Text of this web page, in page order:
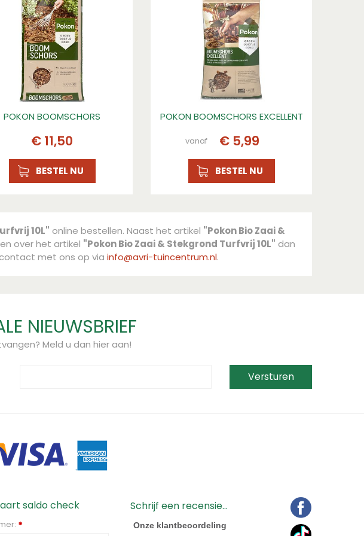
POKON BOOMSCHORS
€ 11,50
BESTEL NU
POKON BOOMSCHORS EXCELLENT
vanaf € 5,99
BESTEL NU
10L" online bestellen. Naast het artikel "Pokon Bio Zaai &
over het artikel "Pokon Bio Zaai & Stekgrond Turfvrij 10L" dan
met ons op via info@avri-tuincentrum.nl.
NIEUWSBRIEF
Meld u dan hier aan!
saldo check
*
Schrijf een recensie...